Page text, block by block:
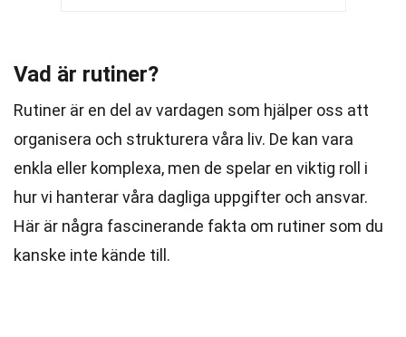
Vad är rutiner?
Rutiner är en del av vardagen som hjälper oss att
organisera och strukturera våra liv. De kan vara
enkla eller komplexa, men de spelar en viktig roll i
hur vi hanterar våra dagliga uppgifter och ansvar.
Här är några fascinerande fakta om rutiner som du
kanske inte kände till.